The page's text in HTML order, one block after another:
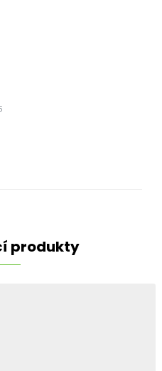
produkty